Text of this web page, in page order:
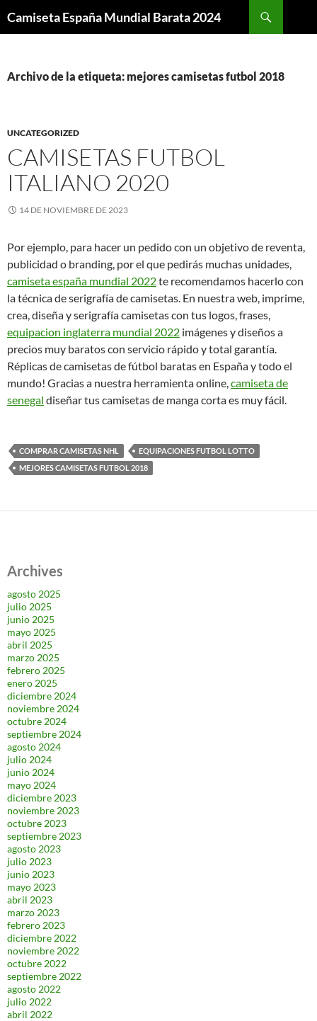
Camiseta España Mundial Barata 2024
Archivo de la etiqueta: mejores camisetas futbol 2018
UNCATEGORIZED
CAMISETAS FUTBOL
ITALIANO 2020
14 DE NOVIEMBRE DE 2023
Por ejemplo, para hacer un pedido con un objetivo de reventa,
publicidad o branding, por el que pedirás muchas unidades,
camiseta españa mundial 2022te recomendamos hacerlo con
la técnica de serigrafía de camisetas. En nuestra web, imprime,
crea, diseña y serigrafía camisetas con tus logos, frases,
equipacion inglaterra mundial 2022 imágenes y diseños a
precios muy baratos con servicio rápido y total garantía.
Réplicas de camisetas de fútbol baratas en España y todo el
mundo! Gracias a nuestra herramienta online,camiseta de
senegal diseñar tus camisetas de manga corta es muy fácil.
COMPRAR CAMISETAS NHL
EQUIPACIONES FUTBOL LOTTO
MEJORES CAMISETAS FUTBOL 2018
Archives
agosto 2025
julio 2025
junio 2025
mayo 2025
abril 2025
marzo 2025
febrero 2025
enero 2025
diciembre 2024
noviembre 2024
octubre 2024
septiembre 2024
agosto 2024
julio 2024
junio 2024
mayo 2024
diciembre 2023
noviembre 2023
octubre 2023
septiembre 2023
agosto 2023
julio 2023
junio 2023
mayo 2023
abril 2023
marzo 2023
febrero 2023
diciembre 2022
noviembre 2022
octubre 2022
septiembre 2022
agosto 2022
julio 2022
abril 2022